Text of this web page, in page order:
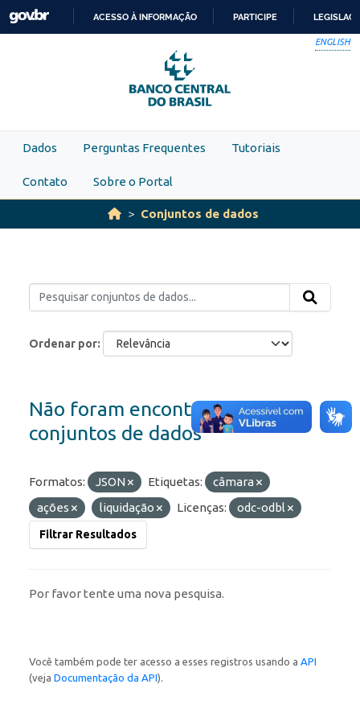
Skip to main content
PARA
O
CONTEÚDO
ACESSO À INFORMAÇÃO PARTICIPE
ENGLISH
Dados Perguntas Frequentes Tutoriais
Contato Sobre o Portal
Conjuntos de dados
Ordenar por
Não foram encontrados
conjuntos de dados
Formatos: JSON Etiquetas:
câmara
ações
liquidação Licenças: odc-odbl
Filtrar Resultados
Por favor tente uma nova pesquisa.
Você também pode ter acesso a esses registros usando a API
(veja Documentação da API).